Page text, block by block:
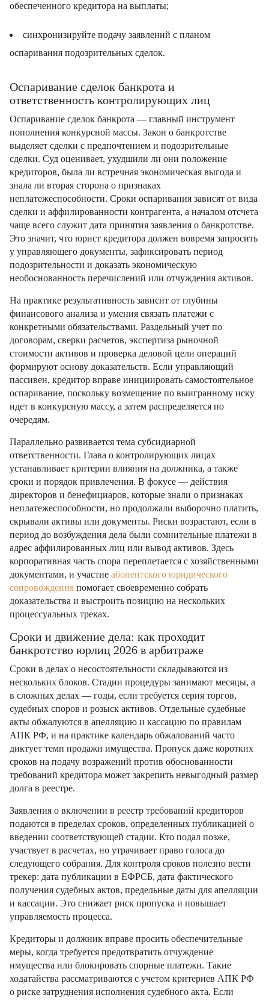
обеспеченного кредитора на выплаты;
синхронизируйте подачу заявлений с планом
оспаривания подозрительных сделок.
Оспаривание сделок банкрота и
ответственность контролирующих лиц
Оспаривание сделок банкрота — главный инструмент
пополнения конкурсной массы. Закон о банкротстве
выделяет сделки с предпочтением и подозрительные
сделки. Суд оценивает, ухудшили ли они положение
кредиторов, была ли встречная экономическая выгода и
знала ли вторая сторона о признаках
неплатежеспособности. Сроки оспаривания зависят от вида
сделки и аффилированности контрагента, а началом отсчета
чаще всего служит дата принятия заявления о банкротстве.
Это значит, что юрист кредитора должен вовремя запросить
у управляющего документы, зафиксировать период
подозрительности и доказать экономическую
необоснованность перечислений или отчуждения активов.
На практике результативность зависит от глубины
финансового анализа и умения связать платежи с
конкретными обязательствами. Раздельный учет по
договорам, сверки расчетов, экспертиза рыночной
стоимости активов и проверка деловой цели операций
формируют основу доказательств. Если управляющий
пассивен, кредитор вправе инициировать самостоятельное
оспаривание, поскольку возмещение по выигранному иску
идет в конкурсную массу, а затем распределяется по
очередям.
Параллельно развивается тема субсидиарной
ответственности. Глава о контролирующих лицах
устанавливает критерии влияния на должника, а также
сроки и порядок привлечения. В фокусе — действия
директоров и бенефициаров, которые знали о признаках
неплатежеспособности, но продолжали выборочно платить,
скрывали активы или документы. Риски возрастают, если в
период до возбуждения дела были сомнительные платежи в
адрес аффилированных лиц или вывод активов. Здесь
корпоративная часть спора переплетается с хозяйственными
документами, и участие абонентского юридического
сопровожденияпомогает своевременно собрать
доказательства и выстроить позицию на нескольких
процессуальных треках.
Сроки и движение дела: как проходит
банкротство юрлиц 2026 в арбитраже
Сроки в делах о несостоятельности складываются из
нескольких блоков. Стадии процедуры занимают месяцы, а
в сложных делах — годы, если требуется серия торгов,
судебных споров и розыск активов. Отдельные судебные
акты обжалуются в апелляцию и кассацию по правилам
АПК РФ, и на практике календарь обжалований часто
диктует темп продажи имущества. Пропуск даже коротких
сроков на подачу возражений против обоснованности
требований кредитора может закрепить невыгодный размер
долга в реестре.
Заявления о включении в реестр требований кредиторов
подаются в пределах сроков, определенных публикацией о
введении соответствующей стадии. Кто подал позже,
участвует в расчетах, но утрачивает право голоса до
следующего собрания. Для контроля сроков полезно вести
трекер: дата публикации в ЕФРСБ, дата фактического
получения судебных актов, предельные даты для апелляции
и кассации. Это снижает риск пропуска и повышает
управляемость процесса.
Кредиторы и должник вправе просить обеспечительные
меры, когда требуется предотвратить отчуждение
имущества или блокировать спорные платежи. Такие
ходатайства рассматриваются с учетом критериев АПК РФ
о риске затруднения исполнения судебного акта. Если